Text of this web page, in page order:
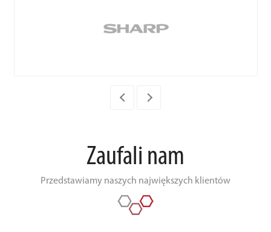
Zaufali nam
Przedstawiamy naszych największych klientów